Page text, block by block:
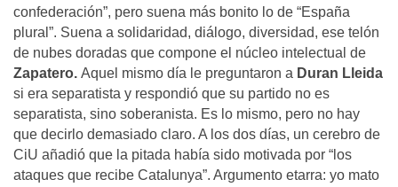
confederación”, pero suena más bonito lo de “España
plural”. Suena a solidaridad, diálogo, diversidad, ese telón
de nubes doradas que compone el núcleo intelectual de
Zapatero. Aquel mismo día le preguntaron a Duran Lleida
si era separatista y respondió que su partido no es
separatista, sino soberanista. Es lo mismo, pero no hay
que decirlo demasiado claro. A los dos días, un cerebro de
CiU añadió que la pitada había sido motivada por “los
ataques que recibe Catalunya”. Argumento etarra: yo mato